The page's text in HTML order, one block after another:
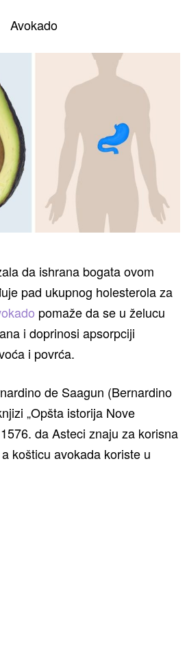
Avokado
da ishrana bogata ovom
pad ukupnog holesterola za
pomaže da se u želucu
i doprinosi apsorpciji
i povrća.
de Saagun (Bernardino
„Opšta istorija Nove
da Asteci znaju za korisna
košticu avokada koriste u